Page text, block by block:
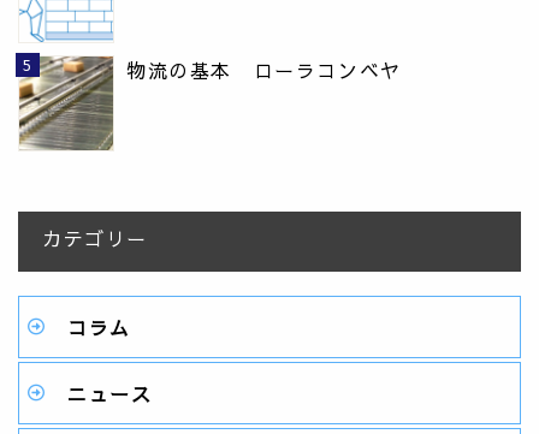
物流の基本 ローラコンベヤ
カテゴリー
コラム
ニュース